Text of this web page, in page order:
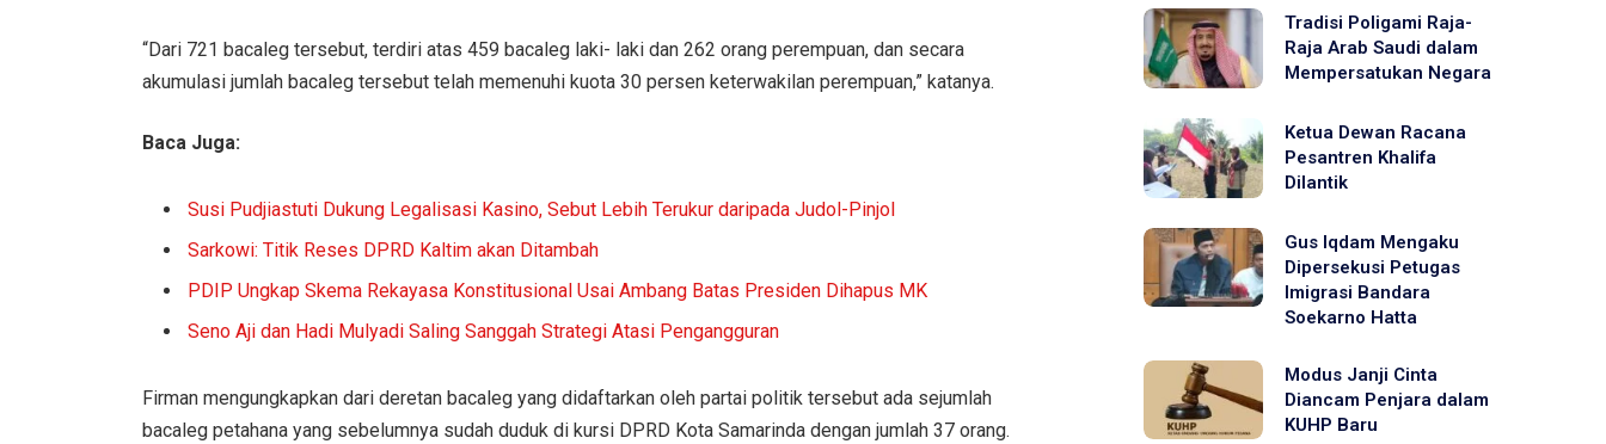
“Dari 721 bacaleg tersebut, terdiri atas 459 bacaleg laki- laki dan 262 orang perempuan, dan secara
akumulasi jumlah bacaleg tersebut telah memenuhi kuota 30 persen keterwakilan perempuan,” katanya.
Baca Juga:
Susi Pudjiastuti Dukung Legalisasi Kasino, Sebut Lebih Terukur daripada Judol-Pinjol
Sarkowi: Titik Reses DPRD Kaltim akan Ditambah
PDIP Ungkap Skema Rekayasa Konstitusional Usai Ambang Batas Presiden Dihapus MK
Seno Aji dan Hadi Mulyadi Saling Sanggah Strategi Atasi Pengangguran
Firman mengungkapkan dari deretan bacaleg yang didaftarkan oleh partai politik tersebut ada sejumlah
bacaleg petahana yang sebelumnya sudah duduk di kursi DPRD Kota Samarinda dengan jumlah 37 orang.
Tradisi Poligami Raja-
Raja Arab Saudi dalam
Mempersatukan Negara
Ketua Dewan Racana
Pesantren Khalifa
Dilantik
Gus Iqdam Mengaku
Dipersekusi Petugas
Imigrasi Bandara
Soekarno Hatta
Modus Janji Cinta
Diancam Penjara dalam
KUHP Baru